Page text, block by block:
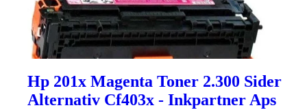
Hp 201x Magenta Toner 2.300 Sider
Alternativ Cf403x - Inkpartner Aps